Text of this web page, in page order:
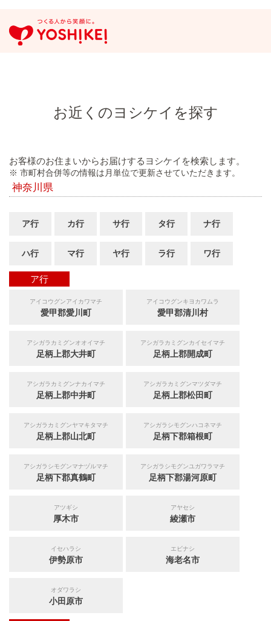
お近くのヨシケイを探す
お客様のお住まいからお届けするヨシケイを検索します。
※ 市町村合併等の情報は月単位で更新させていただきます。
神奈川県
ア行 カ行 サ行 タ行 ナ行
ハ行 マ行 ヤ行 ラ行 ワ行
ア行
アイコウグンアイカワマチ
愛甲郡愛川町
アイコウグンキヨカワムラ
愛甲郡清川村
アシガラカミグンオオイマチ
足柄上郡大井町
アシガラカミグンカイセイマチ
足柄上郡開成町
アシガラカミグンナカイマチ
足柄上郡中井町
アシガラカミグンマツダマチ
足柄上郡松田町
アシガラカミグンヤマキタマチ
足柄上郡山北町
アシガラシモグンハコネマチ
足柄下郡箱根町
アシガラシモグンマナヅルマチ
足柄下郡真鶴町
アシガラシモグンユガワラマチ
足柄下郡湯河原町
アツギシ
厚木市
アヤセシ
綾瀬市
イセハラシ
伊勢原市
エビナシ
海老名市
オダワラシ
小田原市